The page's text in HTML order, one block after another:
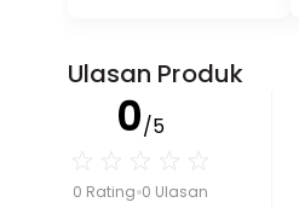
Ulasan Produk
0/5
0 Rating 0 Ulasan